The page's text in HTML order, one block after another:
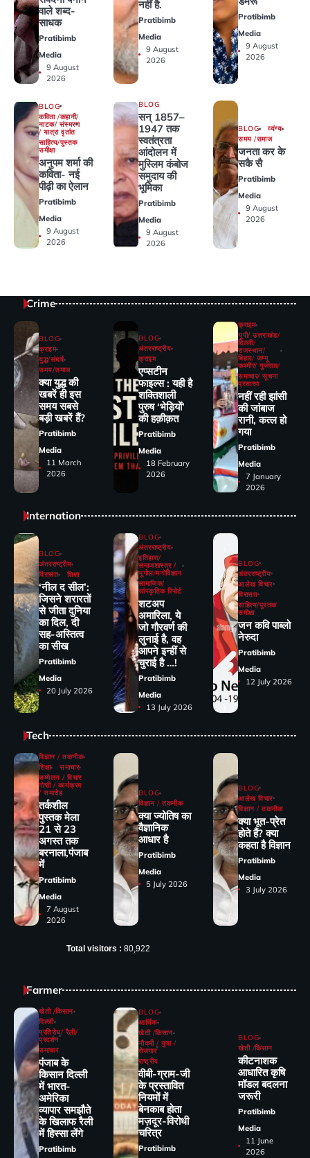
वाले शब्द-
साधक
Pratibimb
Media
9 August
2026
नहीं है.
Pratibimb
Media
9 August
2026
Pratibimb
Media
9 August
2026
BLOG
कविता /कहानी/
नाटक/ संस्मरण
/ यात्रा वृतांत
साहित्य/पुस्तक
समीक्षा
अनुपम शर्मा की
कविता- नई
पीढ़ी का ऐलान
Pratibimb
Media
9 August
2026
BLOG
सन् 1857–
1947 तक
स्वतंत्रता
आंदोलन में
मुस्लिम कंबोज
समुदाय की
भूमिका
Pratibimb
Media
9 August
2026
BLOG
व्यंग्य
समय /समाज
जनता कर के
सकै सै
Pratibimb
Media
9 August
2026
Crime
BLOG
क्राइम
युद्ध/संघर्ष
समय/समाज
क्या युद्ध की
खबरें ही इस
समय सबसे
बड़ी खबरें हैं?
Pratibimb
Media
11 March
2026
BLOG
अंतरराष्ट्रीय
क्राइम
एप्सटीन
फाइल्स : यही है
शक्तिशाली
पुरुष ‘भेड़ियों’
की हक़ीक़त
Pratibimb
Media
18 February
2026
क्राइम
यूपी/ उत्तराखंड/
दिल्ली/
राजस्थान/
बिहार/ जम्मू
कश्मीर/ गुजरात/
समाचार/ सूचना
प्रसारण
नहीं रही झांसी
की जांंबाज
रानी, कत्‍ल हो
गया
Pratibimb
Media
7 January
2026
Internation
BLOG
अंतरराष्ट्रीय
विरासत
शिक्षा
‘नील द सील’:
जिसने शरारतों
से जीता दुनिया
का दिल, दी
सह-अस्तित्व
का सीख
Pratibimb
Media
20 July 2026
BLOG
अंतरराष्ट्रीय
इतिहास/
समाजशास्त्र /
भूगोल/मनोविज्ञान
सामाजिक/
सांस्कृतिक रिपोर्ट
शटअप
अमारिला, ये
जो गौरवर्ण की
लुनाई है, वह
आपने इन्हीं से
चुराई है …!
Pratibimb
Media
13 July 2026
BLOG
अंतरराष्ट्रीय
आलेख विचार
विरासत
साहित्य/पुस्तक
समीक्षा
जन कवि पाब्लो
नेरुदा
Pratibimb
Media
12 July 2026
Tech
विज्ञान / तकनीक
शिक्षा
समाचार
सम्मेलन / विचार
गोष्ठी / कार्यक्रम
/ समारोह
तर्कशील
पुस्तक मेला
21 से 23
अगस्त तक
बरनाला,पंजाब
में
Pratibimb
Media
7 August
2026
BLOG
विज्ञान / तकनीक
क्या ज्योतिष का
वैज्ञानिक
आधार है
Pratibimb
Media
5 July 2026
BLOG
आलेख विचार
विज्ञान / तकनीक
क्या भूत-प्रेत
होते हैं? क्या
कहता है विज्ञान
Pratibimb
Media
3 July 2026
Total visitors : 80,922
Farmer
खेती /किसान
दिल्ली
प्रतिरोध/ रैली/
प्रदर्शन
समाचार
पंजाब के
किसान दिल्ली
में भारत-
अमेरिका
व्यापार समझौते
के खिलाफ रैली
में हिस्सा लेंगे
Pratibimb
BLOG
आर्थिक
खेती /किसान
नौकरी / युवा /
रोजगार
राष्ट्रीय
वीबी-ग्राम-जी
के प्रस्तावित
नियमों में
बेनकाब होता
मज़दूर-विरोधी
चरित्र
Pratibimb
BLOG
खेती /किसान
कीटनाशक
आधारित कृषि
मॉडल बदलना
जरूरी
Pratibimb
Media
11 June
2026